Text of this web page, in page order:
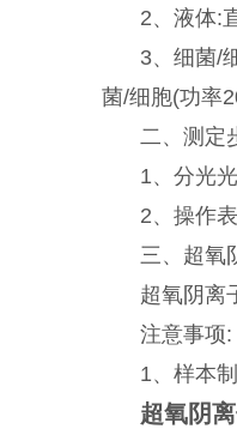
2、液体:
3、细菌/
菌/细胞(功率
二、测定
1、分光
2、操作
三、超氧
超氧阴离
注意事项:
1、样本
超氧阴